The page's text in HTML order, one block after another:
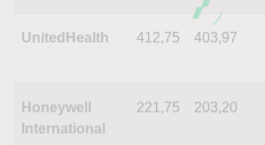
UnitedHealth 412,75 403,97
Honeywell
International
221,75 203,20